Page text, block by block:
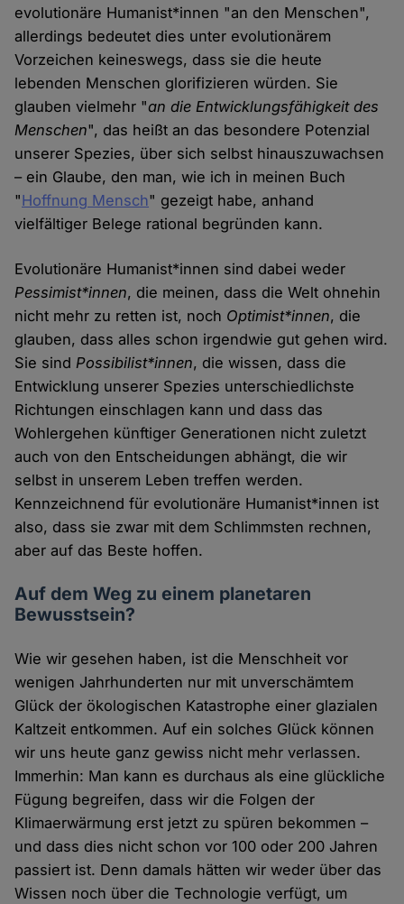
evolutionäre Humanist*innen "an den Menschen",
allerdings bedeutet dies unter evolutionärem
Vorzeichen keineswegs, dass sie die heute
lebenden Menschen glorifizieren würden. Sie
glauben vielmehr "an die Entwicklungsfähigkeit des
Menschen", das heißt an das besondere Potenzial
unserer Spezies, über sich selbst hinauszuwachsen
– ein Glaube, den man, wie ich in meinen Buch
"Hoffnung Mensch" gezeigt habe, anhand
vielfältiger Belege rational begründen kann.
Evolutionäre Humanist*innen sind dabei weder
Pessimist*innen, die meinen, dass die Welt ohnehin
nicht mehr zu retten ist, noch Optimist*innen, die
glauben, dass alles schon irgendwie gut gehen wird.
Sie sindPossibilist*innen, die wissen, dass die
Entwicklung unserer Spezies unterschiedlichste
Richtungen einschlagen kann und dass das
Wohlergehen künftiger Generationen nicht zuletzt
auch von den Entscheidungen abhängt, die wir
selbst in unserem Leben treffen werden.
Kennzeichnend für evolutionäre Humanist*innen ist
also, dass sie zwar mit dem Schlimmsten rechnen,
aber auf das Beste hoffen.
Auf dem Weg zu einem planetaren
Bewusstsein?
Wie wir gesehen haben, ist die Menschheit vor
wenigen Jahrhunderten nur mit unverschämtem
Glück der ökologischen Katastrophe einer glazialen
Kaltzeit entkommen. Auf ein solches Glück können
wir uns heute ganz gewiss nicht mehr verlassen.
Immerhin: Man kann es durchaus als eine glückliche
Fügung begreifen, dass wir die Folgen der
Klimaerwärmung erst jetzt zu spüren bekommen –
und dass dies nicht schon vor 100 oder 200 Jahren
passiert ist. Denn damals hätten wir weder über das
Wissen noch über die Technologie verfügt, um